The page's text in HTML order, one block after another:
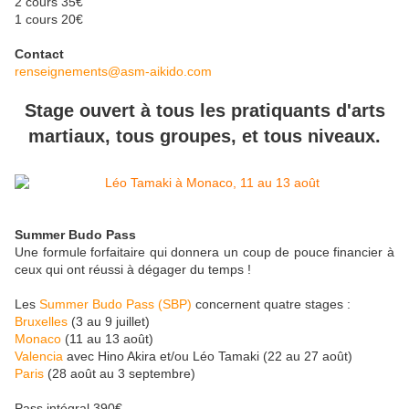
1 cours 20€
Contact
renseignements@asm-aikido.com
Stage ouvert à tous les pratiquants d'arts
martiaux, tous groupes, et tous niveaux.
Summer Budo Pass
Une formule forfaitaire qui donnera un coup de pouce financier à
ceux qui ont réussi à dégager du temps !
Les Summer Budo Pass (SBP) concernent quatre stages :
Bruxelles (3 au 9 juillet)
Monaco (11 au 13 août)
Valencia avec Hino Akira et/ou Léo Tamaki (22 au 27 août)
Paris (28 août au 3 septembre)